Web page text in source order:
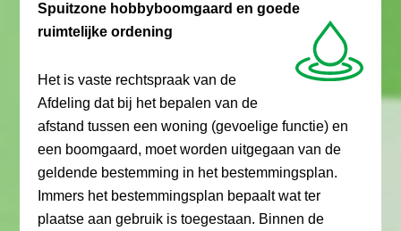
Spuitzone hobbyboomgaard en goede
ruimtelijke ordening
Het is vaste rechtspraak van de
Afdeling dat bij het bepalen van de
afstand tussen een woning (gevoelige functie) en
een boomgaard, moet worden uitgegaan van de
geldende bestemming in het bestemmingsplan.
Immers het bestemmingsplan bepaalt wat ter
plaatse aan gebruik is toegestaan. Binnen de